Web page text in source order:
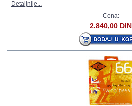
Detaljnije...
Cena:
2.840,00 DIN